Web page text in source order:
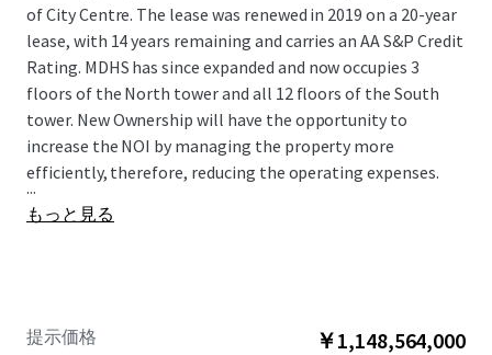
of City Centre. The lease was renewed in 2019 on a 20-year
lease, with 14 years remaining and carries an AA S&P Credit
Rating. MDHS has since expanded and now occupies 3
floors of the North tower and all 12 floors of the South
tower. New Ownership will have the opportunity to
increase the NOI by managing the property more
efficiently, therefore, reducing the operating expenses.
...
もっと見る
提示価格 ￥1,148,564,000